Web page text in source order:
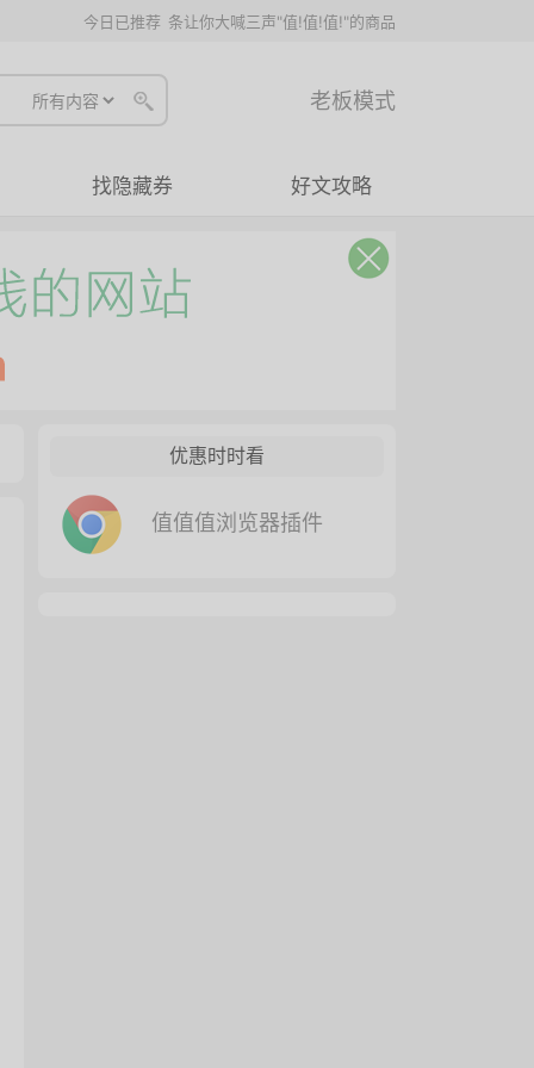
今日已推荐 条让你大喊三声"值!值!值!"的商品
老板模式
找隐藏券 好文攻略
优惠时时看
值值值浏览器插件